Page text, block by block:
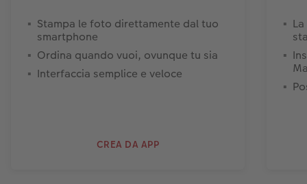
Stampa le foto direttamente dal tuo
smartphone
Ordina quando vuoi, ovunque tu sia
Interfaccia semplice e veloce
CREA DA APP